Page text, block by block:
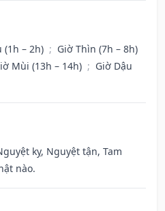
(1h – 2h) ; Giờ Thìn (7h – 8h)
Mùi (13h – 14h) ; Giờ Dậu
kỵ, Nguyệt tận, Tam
nào.